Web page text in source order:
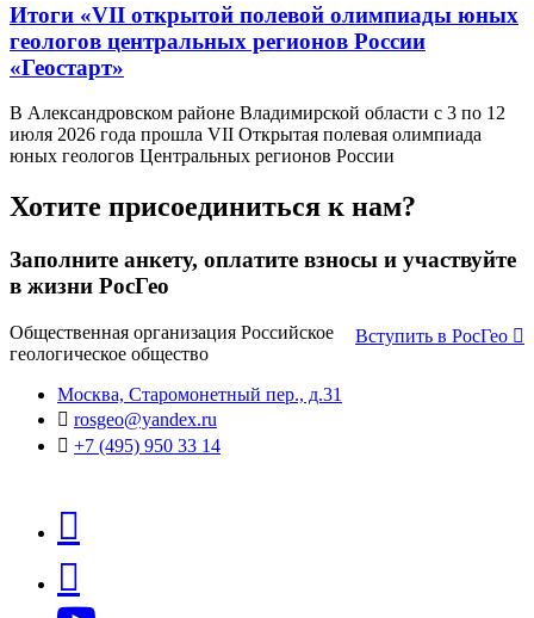
Итоги «VII открытой полевой олимпиады юных
геологов центральных регионов России
«Геостарт»
В Александровском районе Владимирской области с 3 по 12
июля 2026 года прошла VII Открытая полевая олимпиада
юных геологов Центральных регионов России
Хотите присоединиться к нам?
Заполните анкету, оплатите взносы и участвуйте
в жизни РосГео
Вступить в РосГео
Общественная организация Российское
геологическое общество
Москва, Старомонетный пер., д.31
rosgeo@yandex.ru
+7 (495) 950 33 14